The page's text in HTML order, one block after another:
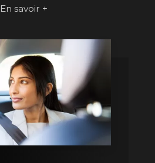
En savoir +